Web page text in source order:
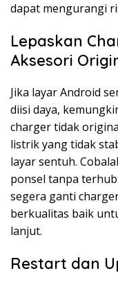
dapat mengurangi
Lepaskan
Aksesori
Jika layar Android
diisi daya,
charger tidak
listrik yang tidak
layar sentuh.
ponsel tanpa
segera ganti
berkualitas baik
lanjut.
Restart dan